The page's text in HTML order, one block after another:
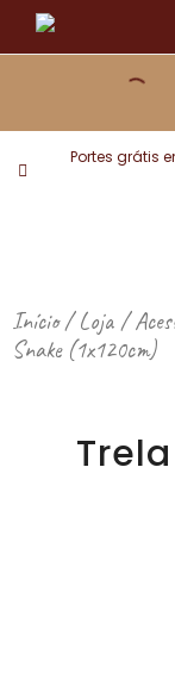
Portes grátis
Início/Loja /
Snake (1x120cm)